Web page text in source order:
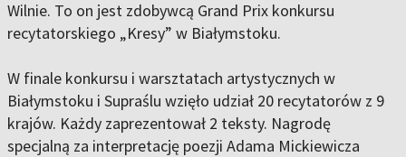
Wilnie. To on jest zdobywcą Grand Prix konkursu
recytatorskiego „Kresy” w Białymstoku.
W finale konkursu i warsztatach artystycznych w
Białymstoku i Supraślu wzięło udział 20 recytatorów z 9
krajów. Każdy zaprezentował 2 teksty. Nagrodę
specjalną za interpretację poezji Adama Mickiewicza